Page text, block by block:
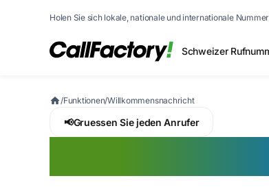
Holen Sie sich lokale, nationale und internationale
Schweizer
/Funktionen/Willkommensnachricht
📢Gruessen Sie jeden Anrufer